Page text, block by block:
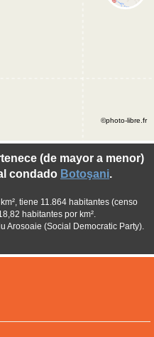
(de mayor a menor)
condado Botoşani.
tiene 11.864 habitantes (censo
habitantes por km².
Arosoaie (Social Democratic Party).
©photo-libre.fr